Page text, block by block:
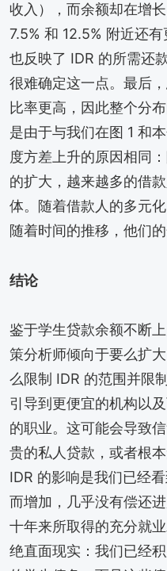
收入），而余额却在增
7.5% 和 12.5% 附近还
也反映了 IDR 的所需还
很难确定这一点。最后
比率更高，因此整个分
是由于与我们在图 1 和
度方差上升的原因相同
的扩大，越来越多的借
体。随着借款人的多元
随着时间的推移，他们的
结论
鉴于学生贷款余额不断
策分析师倾向于要么扩
么限制 IDR 的范围并限
引导到更便宜的机构以
的职业。这可能会导致
贵的私人贷款，或者根
IDR 的影响是我们已经
而增加，几乎没有偿还
十年来所取得的充分就
绝直面现实：我们已经